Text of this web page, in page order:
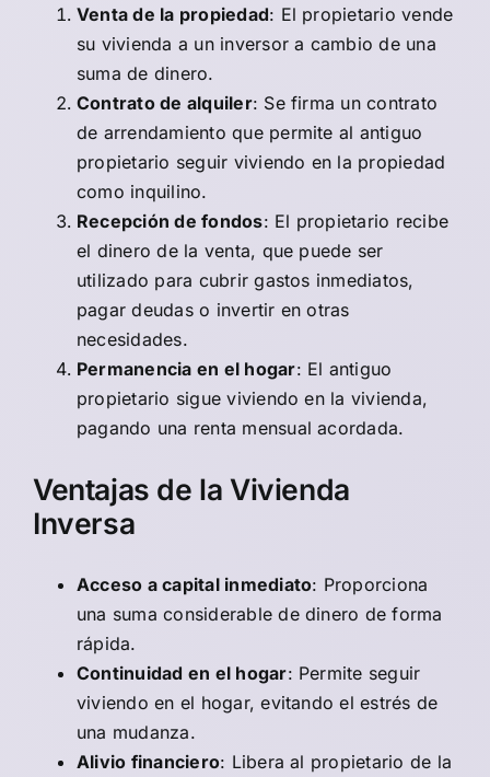
Venta de la propiedad: El propietario vende
su vivienda a un inversor a cambio de una
suma de dinero.
Contrato de alquiler: Se firma un contrato
de arrendamiento que permite al antiguo
propietario seguir viviendo en la propiedad
como inquilino.
Recepción de fondos: El propietario recibe
el dinero de la venta, que puede ser
utilizado para cubrir gastos inmediatos,
pagar deudas o invertir en otras
necesidades.
Permanencia en el hogar: El antiguo
propietario sigue viviendo en la vivienda,
pagando una renta mensual acordada.
Ventajas de la Vivienda
Inversa
Acceso a capital inmediato: Proporciona
una suma considerable de dinero de forma
rápida.
Continuidad en el hogar: Permite seguir
viviendo en el hogar, evitando el estrés de
una mudanza.
Alivio financiero: Libera al propietario de la